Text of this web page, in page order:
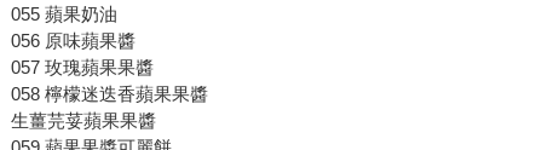
055 蘋果奶油
056 原味蘋果醬
057 玫瑰蘋果果醬
058 檸檬迷迭香蘋果果醬
生薑芫荽蘋果果醬